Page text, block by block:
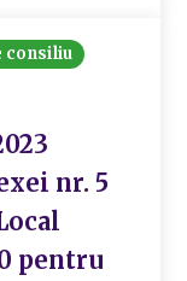
consiliu
nr. 5
pentru